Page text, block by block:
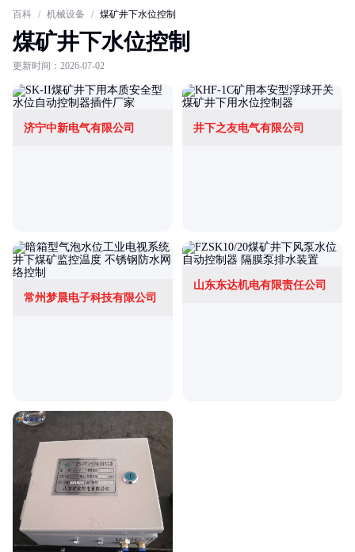
百科 / 机械设备 / 煤矿井下水位控制
煤矿井下水位控制
更新时间：2026-07-02
济宁中新电气有限公司 井下之友电气有限公司
常州梦晨电子科技有限公司
山东东达机电有限责任公司